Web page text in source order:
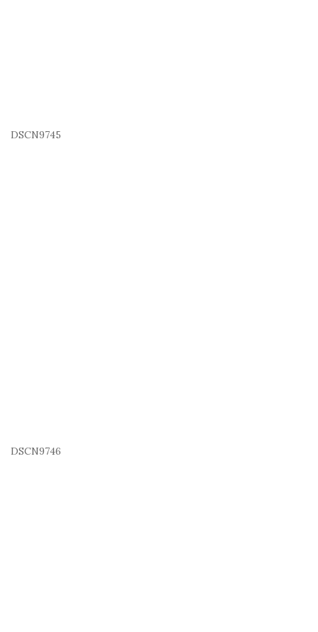
DSCN9745
DSCN9746